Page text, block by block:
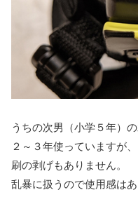
うちの次男（小学５年）の
２～３年使っていますが
刷の剥げもありません。
乱暴に扱うので使用感は